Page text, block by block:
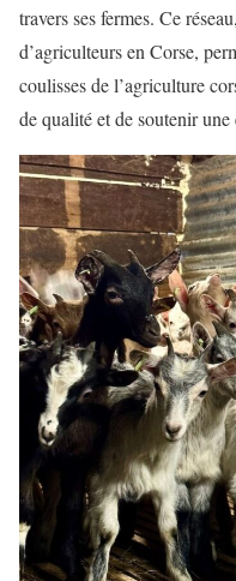
travers ses fermes. Ce
d’agriculteurs en Corse,
coulisses de l’agriculture
de qualité et de soutenir